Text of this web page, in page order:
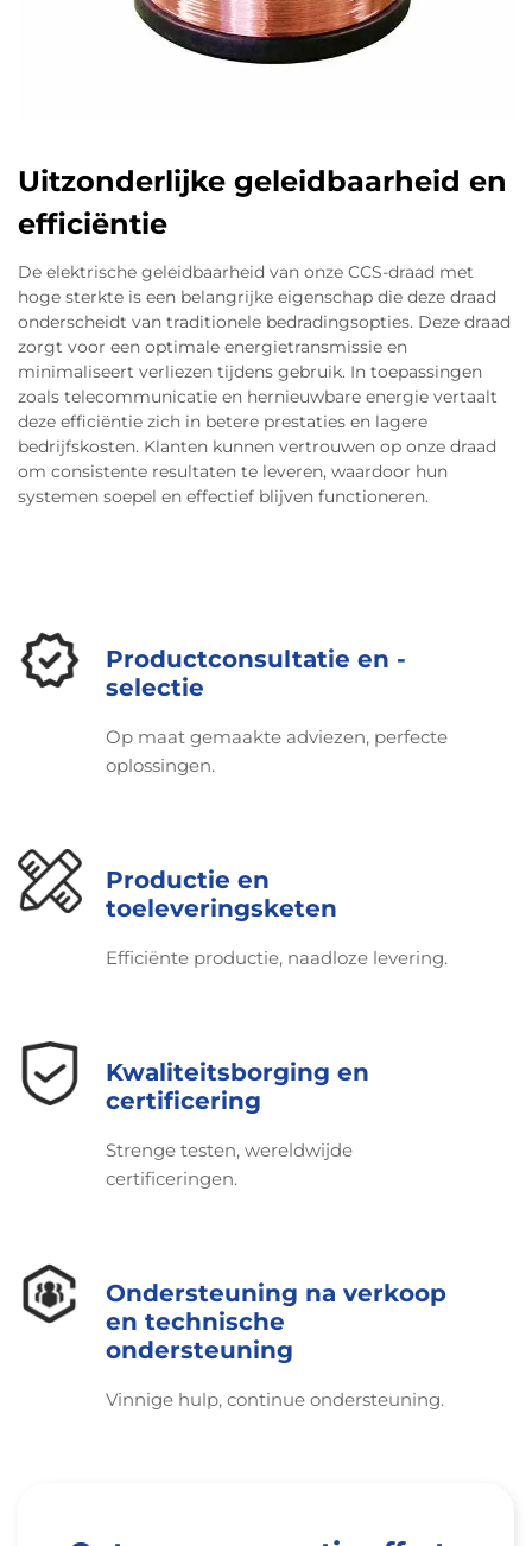
Uitzonderlijke geleidbaarheid en
efficiëntie
De elektrische geleidbaarheid van onze CCS-draad met
hoge sterkte is een belangrijke eigenschap die deze draad
onderscheidt van traditionele bedradingsopties. Deze draad
zorgt voor een optimale energietransmissie en
minimaliseert verliezen tijdens gebruik. In toepassingen
zoals telecommunicatie en hernieuwbare energie vertaalt
deze efficiëntie zich in betere prestaties en lagere
bedrijfskosten. Klanten kunnen vertrouwen op onze draad
om consistente resultaten te leveren, waardoor hun
systemen soepel en effectief blijven functioneren.
Productconsultatie en -
selectie
Op maat gemaakte adviezen, perfecte
oplossingen.
Productie en
toeleveringsketen
Efficiënte productie, naadloze levering.
Kwaliteitsborging en
certificering
Strenge testen, wereldwijde
certificeringen.
Ondersteuning na verkoop
en technische
ondersteuning
Vinnige hulp, continue ondersteuning.